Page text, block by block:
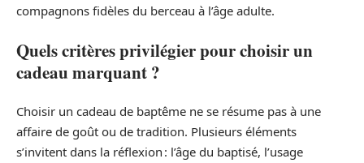
compagnons fidèles du berceau à l’âge adulte.
Quels critères privilégier pour choisir un
cadeau marquant ?
Choisir un cadeau de baptême ne se résume pas à une
affaire de goût ou de tradition. Plusieurs éléments
s’invitent dans la réflexion : l’âge du baptisé, l’usage